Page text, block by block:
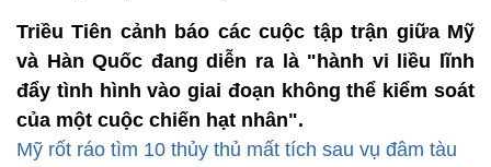
Triều Tiên cảnh báo các cuộc tập trận giữa Mỹ
và Hàn Quốc đang diễn ra là "hành vi liều lĩnh
đẩy tình hình vào giai đoạn không thể kiểm soát
của một cuộc chiến hạt nhân".
Mỹ rốt ráo tìm 10 thủy thủ mất tích sau vụ đâm tàu